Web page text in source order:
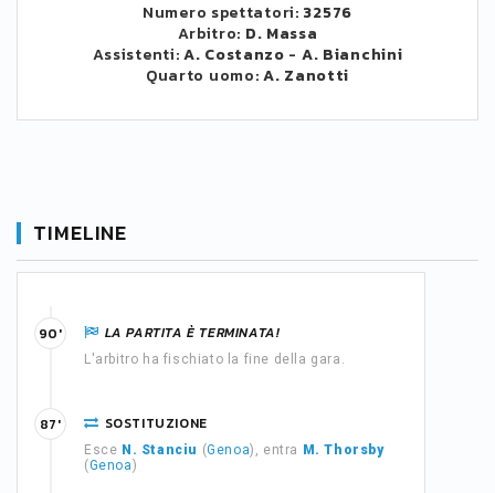
Numero spettatori: 32576
Arbitro: D. Massa
Assistenti:A. Costanzo - A. Bianchini
Quarto uomo:A. Zanotti
TIMELINE
LA PARTITA È TERMINATA!
L'arbitro ha fischiato la fine della gara.
90'
SOSTITUZIONE
Esce N. Stanciu (Genoa), entra
M. Thorsby
(Genoa)
87'